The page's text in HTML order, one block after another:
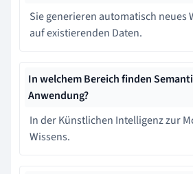
Sie generieren automatisch neues
auf existierenden Daten.
In welchem Bereich finden
Anwendung?
In der Künstlichen Intelligenz zur
Wissens.